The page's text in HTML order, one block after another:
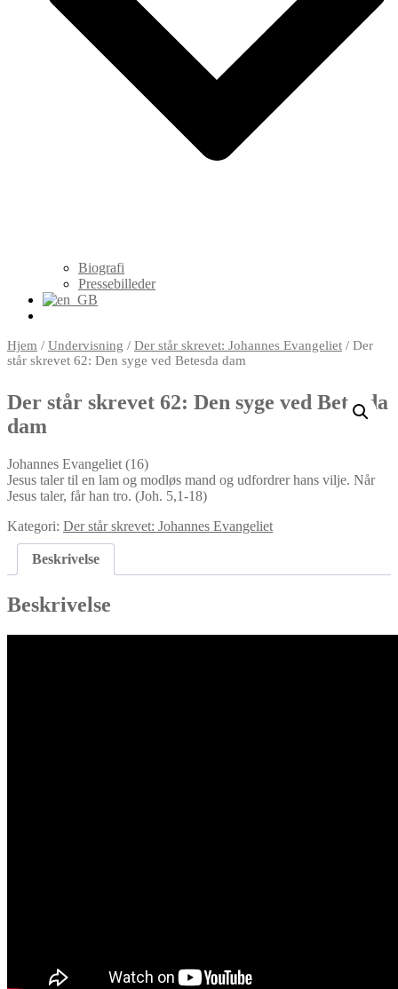
Biografi
Pressebilleder
Hjem / Undervisning / Der står skrevet: Johannes Evangeliet / Der
står skrevet 62: Den syge ved Betesda dam
Der står skrevet 62: Den syge ved Betesda
dam
Johannes Evangeliet (16)
Jesus taler til en lam og modløs mand og udfordrer hans vilje. Når
Jesus taler, får han tro. (Joh. 5,1-18)
Kategori: Der står skrevet: Johannes Evangeliet
Beskrivelse
Beskrivelse